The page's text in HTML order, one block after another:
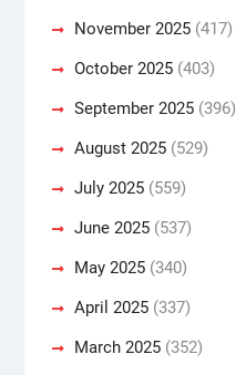
November 2025(417)
October 2025(403)
September 2025(396)
August 2025(529)
July 2025(559)
June 2025(537)
May 2025(340)
April 2025(337)
March 2025(352)